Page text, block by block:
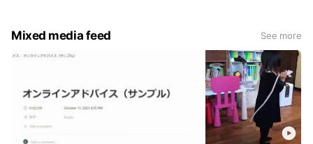
Mixed media feed See more